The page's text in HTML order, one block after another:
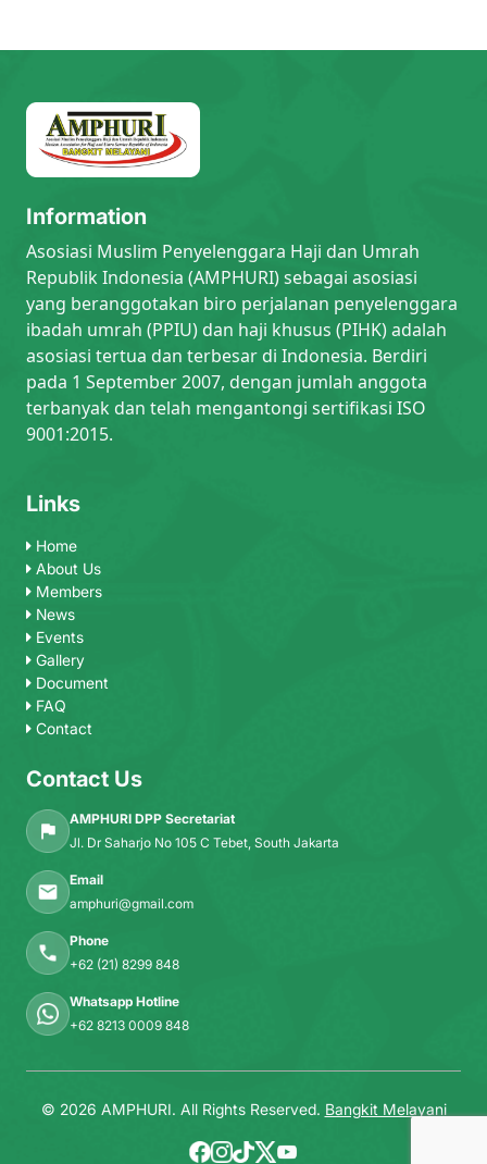
Information
Asosiasi Muslim Penyelenggara Haji dan Umrah
Republik Indonesia (AMPHURI) sebagai asosiasi
yang beranggotakan biro perjalanan penyelenggara
ibadah umrah (PPIU) dan haji khusus (PIHK) adalah
asosiasi tertua dan terbesar di Indonesia. Berdiri
pada 1 September 2007, dengan jumlah anggota
terbanyak dan telah mengantongi sertifikasi ISO
9001:2015.
Links
Home
About Us
Members
News
Events
Gallery
Document
FAQ
Contact
Contact Us
AMPHURI DPP Secretariat
Jl. Dr Saharjo No 105 C Tebet, South Jakarta
Email
amphuri@gmail.com
Phone
+62 (21) 8299 848
Whatsapp Hotline
+62 8213 0009 848
© 2026 AMPHURI. All Rights Reserved. Bangkit Melayani